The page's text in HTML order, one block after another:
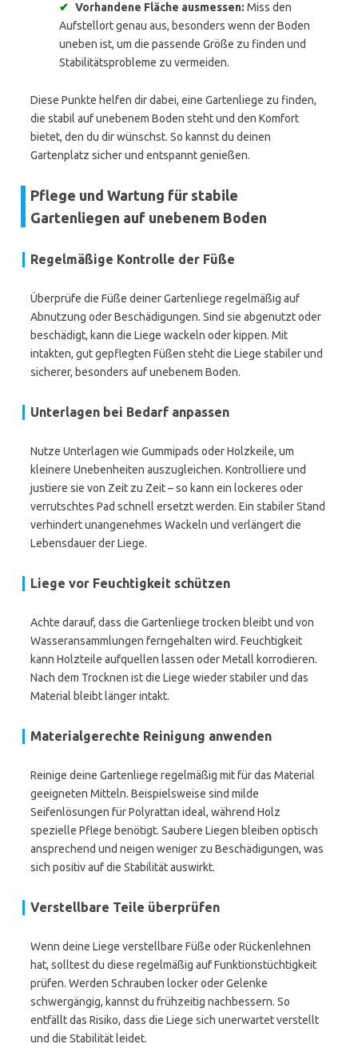
✔ Vorhandene Fläche ausmessen: Miss den
Aufstellort genau aus, besonders wenn der Boden
uneben ist, um die passende Größe zu finden und
Stabilitätsprobleme zu vermeiden.
Diese Punkte helfen dir dabei, eine Gartenliege zu finden,
die stabil auf unebenem Boden steht und den Komfort
bietet, den du dir wünschst. So kannst du deinen
Gartenplatz sicher und entspannt genießen.
Pflege und Wartung für stabile
Gartenliegen auf unebenem Boden
Regelmäßige Kontrolle der Füße
Überprüfe die Füße deiner Gartenliege regelmäßig auf
Abnutzung oder Beschädigungen. Sind sie abgenutzt oder
beschädigt, kann die Liege wackeln oder kippen. Mit
intakten, gut gepflegten Füßen steht die Liege stabiler und
sicherer, besonders auf unebenem Boden.
Unterlagen bei Bedarf anpassen
Nutze Unterlagen wie Gummipads oder Holzkeile, um
kleinere Unebenheiten auszugleichen. Kontrolliere und
justiere sie von Zeit zu Zeit – so kann ein lockeres oder
verrutschtes Pad schnell ersetzt werden. Ein stabiler Stand
verhindert unangenehmes Wackeln und verlängert die
Lebensdauer der Liege.
Liege vor Feuchtigkeit schützen
Achte darauf, dass die Gartenliege trocken bleibt und von
Wasseransammlungen ferngehalten wird. Feuchtigkeit
kann Holzteile aufquellen lassen oder Metall korrodieren.
Nach dem Trocknen ist die Liege wieder stabiler und das
Material bleibt länger intakt.
Materialgerechte Reinigung anwenden
Reinige deine Gartenliege regelmäßig mit für das Material
geeigneten Mitteln. Beispielsweise sind milde
Seifenlösungen für Polyrattan ideal, während Holz
spezielle Pflege benötigt. Saubere Liegen bleiben optisch
ansprechend und neigen weniger zu Beschädigungen, was
sich positiv auf die Stabilität auswirkt.
Verstellbare Teile überprüfen
Wenn deine Liege verstellbare Füße oder Rückenlehnen
hat, solltest du diese regelmäßig auf Funktionstüchtigkeit
prüfen. Werden Schrauben locker oder Gelenke
schwergängig, kannst du frühzeitig nachbessern. So
entfällt das Risiko, dass die Liege sich unerwartet verstellt
und die Stabilität leidet.